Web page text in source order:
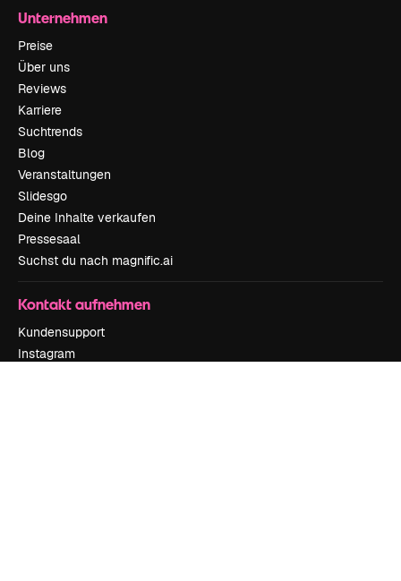
Unternehmen
Preise
Über uns
Reviews
Karriere
Suchtrends
Blog
Veranstaltungen
Slidesgo
Deine Inhalte verkaufen
Pressesaal
Suchst du nach magnific.ai
Kontakt aufnehmen
Kundensupport
Instagram